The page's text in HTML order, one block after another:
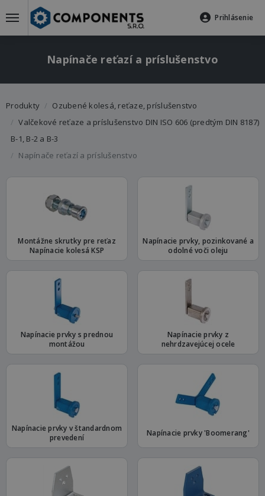
Prihlásenie
Napínače reťazí a príslušenstvo
Produkty
Ozubené kolesá, reťaze, príslušenstvo
Valčekové reťaze a príslušenstvo DIN ISO 606 (predtým DIN 8187)
B-1, B-2 a B-3
Napínače reťazí a príslušenstvo
Montážne skrutky pre reťaz
Napínacie kolesá KSP
Napínacie prvky, pozinkované a
odolné voči oleju
Napínacie prvky s prednou
montážou
Napínacie prvky z
nehrdzavejúcej ocele
Napínacie prvky v štandardnom
prevedení
Napínacie prvky 'Boomerang'